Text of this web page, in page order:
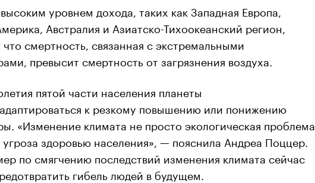
уровнем дохода, таких как Западная Европа,
Австралия и Азиатско-Тихоокеанский регион,
смертность, связанная с экстремальными
превысит смертность от загрязнения воздуха.
пятой части населения планеты
к резкому повышению или понижению
«Изменение климата не просто экологическая проблема,
здоровью населения», — пояснила Андреа Поццер.
по смягчению последствий изменения климата сейчас
гибель людей в будущем.